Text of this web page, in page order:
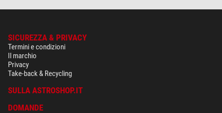
SICUREZZA & PRIVACY
Termini e condizioni
Il marchio
Privacy
Take-back & Recycling
SULLA ASTROSHOP.IT
DOMANDE